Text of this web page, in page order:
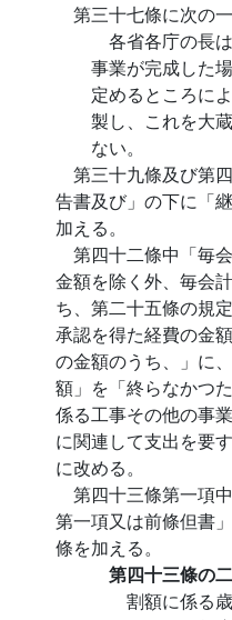
第三十七條に次の
各省各庁の長
事業が完成した
定めるところに
製し、これを大
ない。
第三十九條及び第
告書及び」の下に「
加える。
第四十二條中「毎
金額を除く外、毎会
ち、第二十五條の規
承認を得た経費の金
の金額のうち、」に
額」を「終らなかつ
係る工事その他の事
に関連して支出を要
に改める。
第四十三條第一項
第一項又は前條但書
條を加える。
第四十三條の
割額に係る